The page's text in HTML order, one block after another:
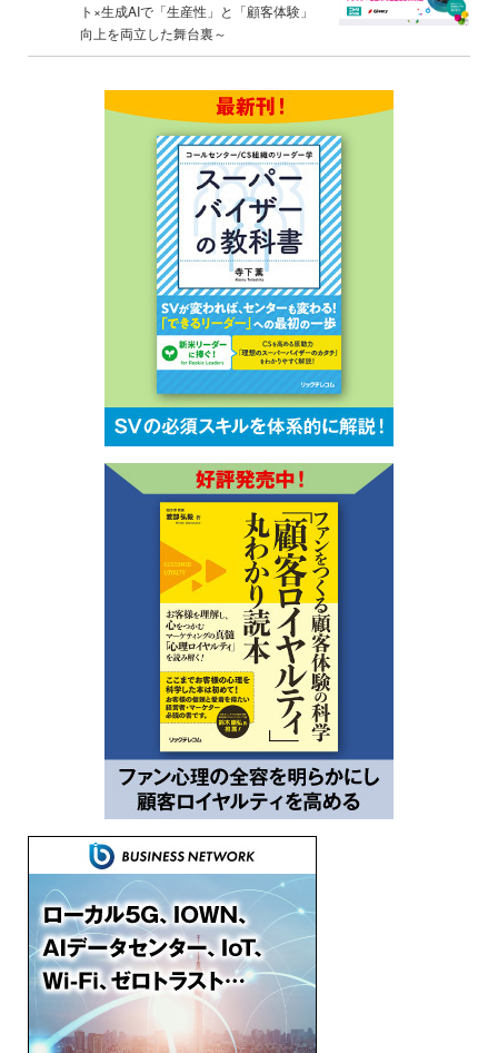
ト×生成AIで「生産性」と「顧客体験」
向上を両立した舞台裏～